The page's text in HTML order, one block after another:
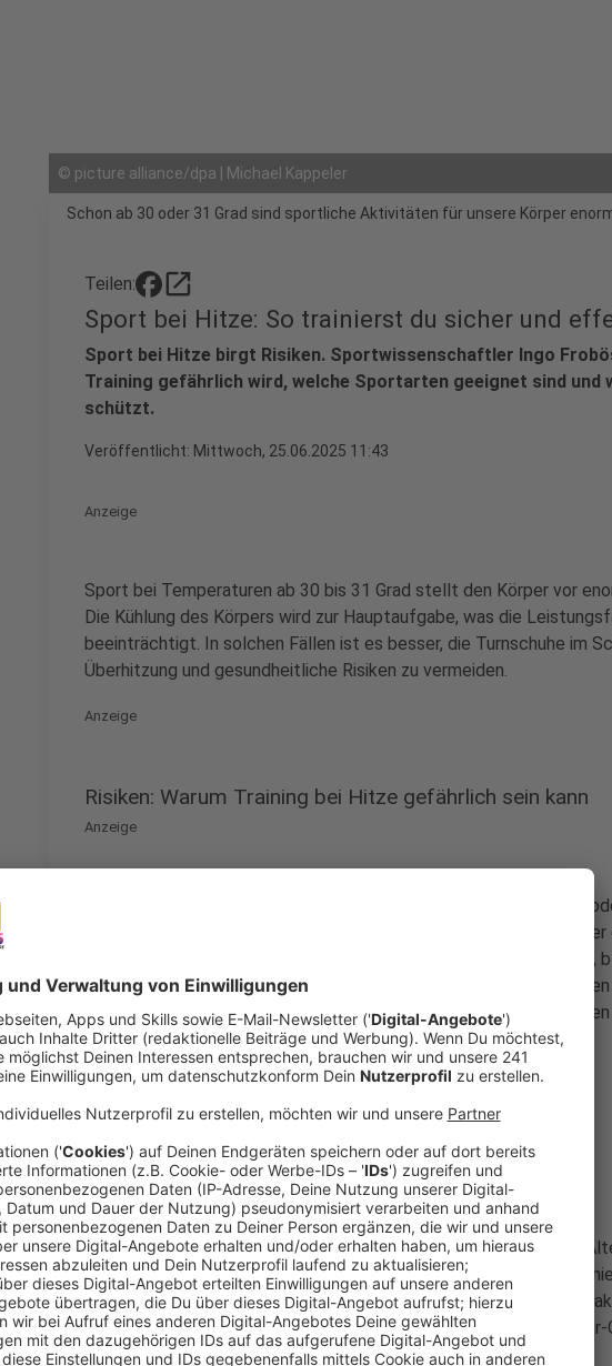
© picture alliance/dpa | Michael Kappeler
Schon ab 30 oder 31 Grad sind sportliche Aktivitäten für unsere Körper
Teilen: open_in_new
Sport bei Hitze: So trainierst du sicher und
Sport bei Hitze birgt Risiken. Sportwissenschaftler Ingo
Training gefährlich wird, welche Sportarten geeignet sind und
schützt.
Veröffentlicht: Mittwoch, 25.06.2025 11:43
Anzeige
Sport bei Temperaturen ab 30 bis 31 Grad stellt den Körper vor
Die Kühlung des Körpers wird zur Hauptaufgabe, was die
beeinträchtigt. In solchen Fällen ist es besser, die Turnschuhe im
Überhitzung und gesundheitliche Risiken zu vermeiden.
Anzeige
Risiken: Warum Training bei Hitze gefährlich sein kann
Anzeige
Hohe Belastungen bei Hitze können zu Überhitzung, Zellschäden
Hitzeschock führen. Besonders gefährlich wird es, wenn der
Schwitzen viel Flüssigkeit verliert. Symptome wie kalter Schweiß,
dauerhaft erhöhte Herzfrequenz sind Warnsignale. In solchen
zugeführt und der Körper durch kühles Wasser an Armen und
Anzeige
Geeignete Sportarten und Orte
Anzeige
Sportarten im kühlen Nass, wie Schwimmen, sind ideal bei Hitze.
Fitnessstudios eine sichere Umgebung. Wer dennoch draußen
schattige Plätze aufsuchen oder früh morgens bzw. spät abends
wie Joggen oder Radfahren sollte in den Schatten oder auf Indoor-
Fahrradergometer verlagert werden.